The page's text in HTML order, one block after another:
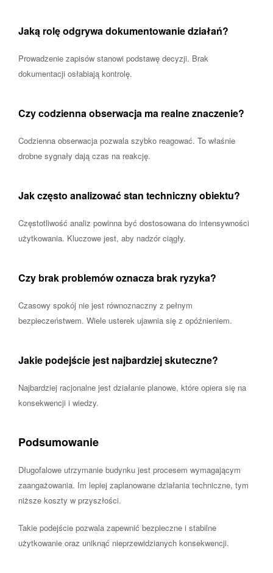
Jaką rolę odgrywa dokumentowanie działań?
Prowadzenie zapisów stanowi podstawę decyzji. Brak
dokumentacji osłabiają kontrolę.
Czy codzienna obserwacja ma realne znaczenie?
Codzienna obserwacja pozwala szybko reagować. To właśnie
drobne sygnały dają czas na reakcję.
Jak często analizować stan techniczny obiektu?
Częstotliwość analiz powinna być dostosowana do intensywności
użytkowania. Kluczowe jest, aby nadzór ciągły.
Czy brak problemów oznacza brak ryzyka?
Czasowy spokój nie jest równoznaczny z pełnym
bezpieczeństwem. Wiele usterek ujawnia się z opóźnieniem.
Jakie podejście jest najbardziej skuteczne?
Najbardziej racjonalne jest działanie planowe, które opiera się na
konsekwencji i wiedzy.
Podsumowanie
Długofalowe utrzymanie budynku jest procesem wymagającym
zaangażowania. Im lepiej zaplanowane działania techniczne, tym
niższe koszty w przyszłości.
Takie podejście pozwala zapewnić bezpieczne i stabilne
użytkowanie oraz uniknąć nieprzewidzianych konsekwencji.